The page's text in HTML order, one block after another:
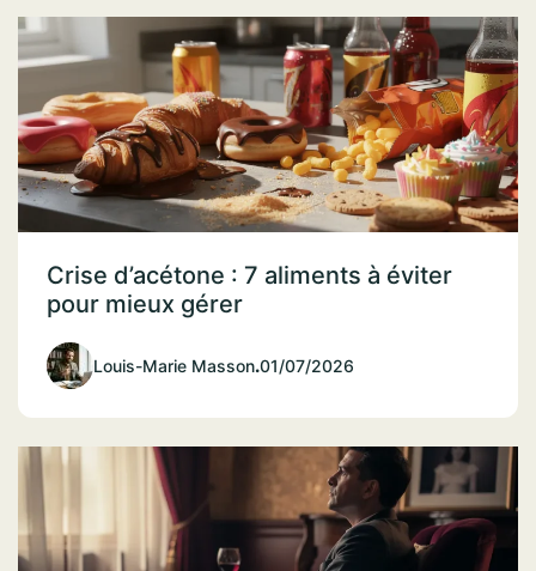
Crise d’acétone : 7 aliments à éviter
pour mieux gérer
Louis-Marie Masson.01/07/2026